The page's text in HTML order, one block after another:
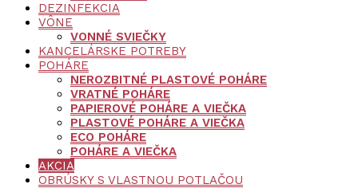
DEZINFEKCIA
VÔNE
VONNÉ SVIEČKY
KANCELÁRSKE POTREBY
POHÁRE
NEROZBITNÉ PLASTOVÉ POHÁRE
VRATNÉ POHÁRE
PAPIEROVÉ POHÁRE A VIEČKA
PLASTOVÉ POHÁRE A VIEČKA
ECO POHÁRE
POHÁRE A VIEČKA
AKCIA
OBRÚSKY S VLASTNOU POTLAČOU